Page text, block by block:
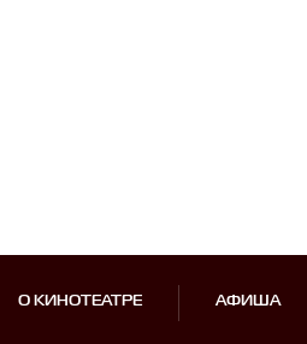
О КИНОТЕАТРЕ АФИША